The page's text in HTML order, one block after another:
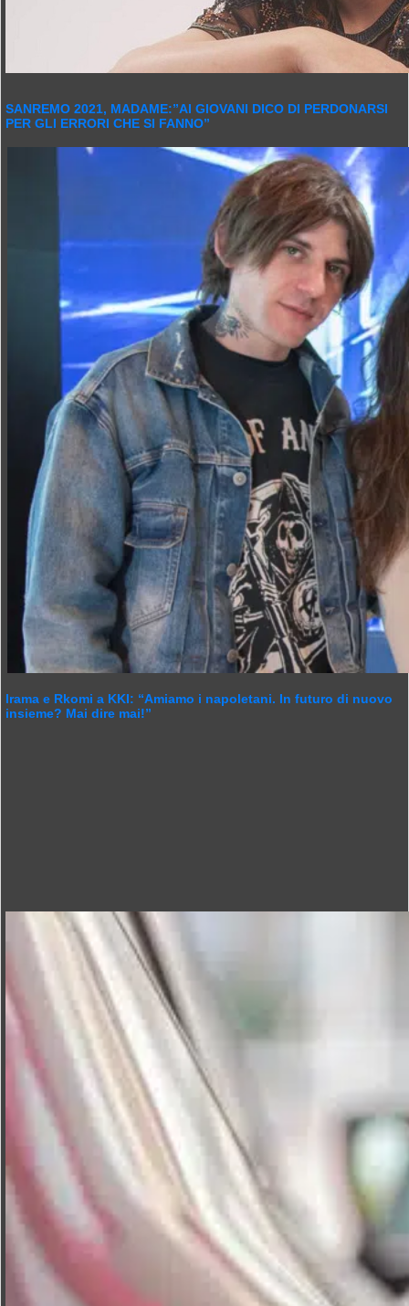
SANREMO 2021, MADAME:”AI GIOVANI DICO DI PERDONARSI
PER GLI ERRORI CHE SI FANNO”
Irama e Rkomi a KKI: “Amiamo i napoletani. In futuro di nuovo
insieme? Mai dire mai!”